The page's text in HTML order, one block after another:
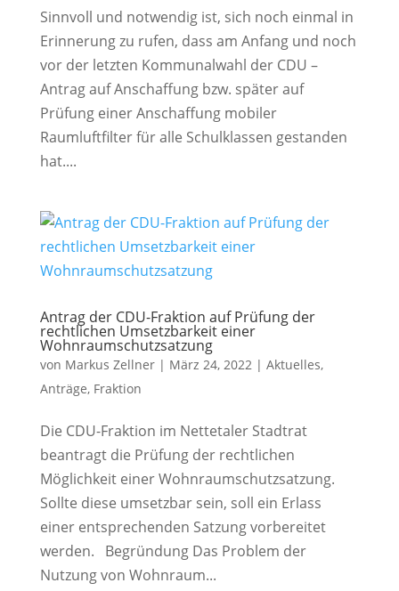
Sinnvoll und notwendig ist, sich noch einmal in
Erinnerung zu rufen, dass am Anfang und noch
vor der letzten Kommunalwahl der CDU –
Antrag auf Anschaffung bzw. später auf
Prüfung einer Anschaffung mobiler
Raumluftfilter für alle Schulklassen gestanden
hat....
Antrag der CDU-Fraktion auf Prüfung der
rechtlichen Umsetzbarkeit einer
Wohnraumschutzsatzung
von Markus Zellner| März 24, 2022| Aktuelles,
Anträge, Fraktion
Die CDU-Fraktion im Nettetaler Stadtrat
beantragt die Prüfung der rechtlichen
Möglichkeit einer Wohnraumschutzsatzung.
Sollte diese umsetzbar sein, soll ein Erlass
einer entsprechenden Satzung vorbereitet
werden. Begründung Das Problem der
Nutzung von Wohnraum...